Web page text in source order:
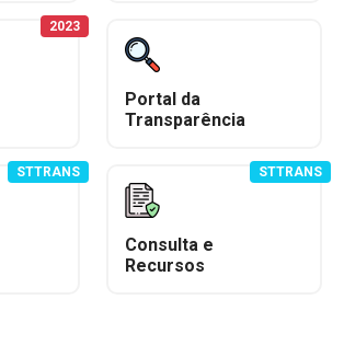
2023
Portal da
Transparência
STTRANS
Consulta e
Recursos
STTRANS